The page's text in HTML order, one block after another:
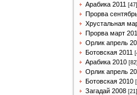
Арабика 2011 [47]
Прорва
Хрустальная
Прорва март
Орлик апрель
Ботовская 2011
Арабика 2010 [82]
Орлик апрель
Ботовская 2010
Загадай 2008 [21]